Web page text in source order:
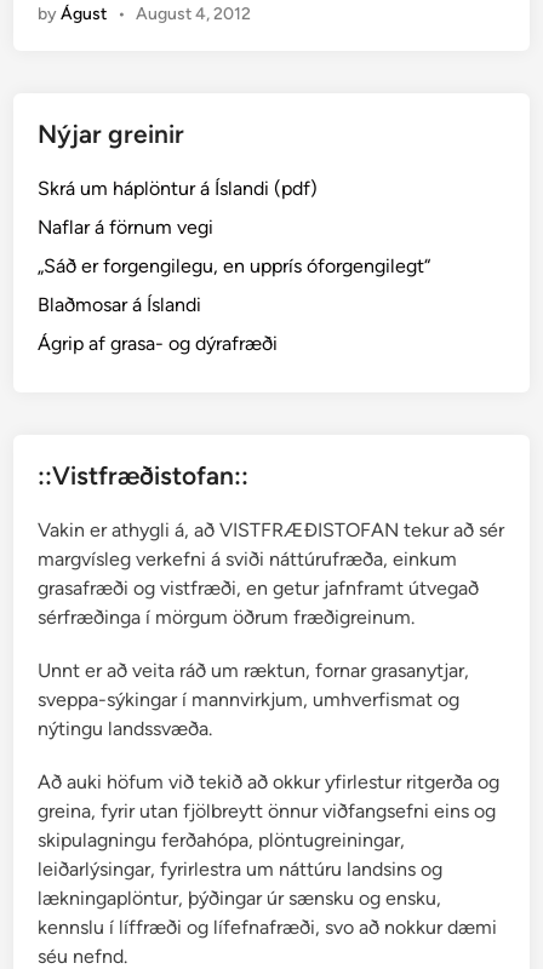
j
r
o
k
k
u
l
byÁgust • August 4, 2012
Nýjar greinir
Skrá um háplöntur á Íslandi (pdf)
Naflar á förnum vegi
„Sáð er forgengilegu, en upprís óforgengilegt“
Blaðmosar á Íslandi
Ágrip af grasa- og dýrafræði
::Vistfræðistofan::
Vakin er athygli á, að VISTFRÆÐISTOFAN tekur að sér
margvísleg verkefni á sviði náttúrufræða, einkum
grasafræði og vistfræði, en getur jafnframt útvegað
sérfræðinga í mörgum öðrum fræðigreinum.
Unnt er að veita ráð um ræktun, fornar grasanytjar,
sveppa-sýkingar í mannvirkjum, umhverfismat og
nýtingu landssvæða.
Að auki höfum við tekið að okkur yfirlestur ritgerða og
greina, fyrir utan fjölbreytt önnur viðfangsefni eins og
skipulagningu ferðahópa, plöntugreiningar,
leiðarlýsingar, fyrirlestra um náttúru landsins og
lækningaplöntur, þýðingar úr sænsku og ensku,
kennslu í líffræði og lífefnafræði, svo að nokkur dæmi
séu nefnd.